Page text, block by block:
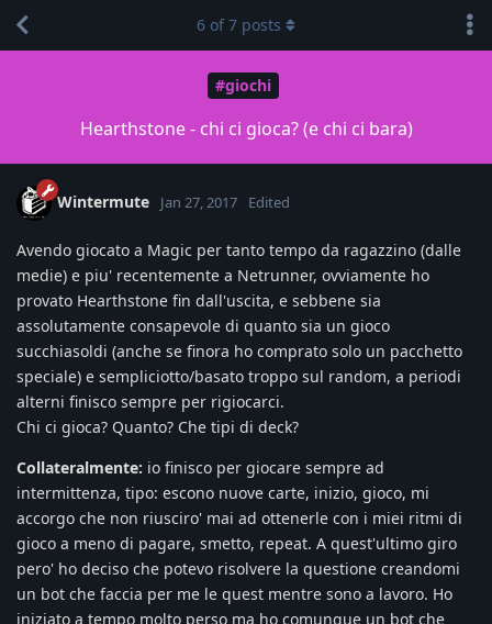
#giochi
Hearthstone - chi ci gioca? (e chi ci bara)
6 of7 posts
Wintermute Jan 27, 2017 Edited
Avendo giocato a Magic per tanto tempo da ragazzino (dalle
medie) e piu' recentemente a Netrunner, ovviamente ho
provato Hearthstone fin dall'uscita, e sebbene sia
assolutamente consapevole di quanto sia un gioco
succhiasoldi (anche se finora ho comprato solo un pacchetto
speciale) e sempliciotto/basato troppo sul random, a periodi
alterni finisco sempre per rigiocarci.
Chi ci gioca? Quanto? Che tipi di deck?
Collateralmente: io finisco per giocare sempre ad
intermittenza, tipo: escono nuove carte, inizio, gioco, mi
accorgo che non riusciro' mai ad ottenerle con i miei ritmi di
gioco a meno di pagare, smetto, repeat. A quest'ultimo giro
pero' ho deciso che potevo risolvere la questione creandomi
un bot che faccia per me le quest mentre sono a lavoro. Ho
iniziato a tempo molto perso ma ho comunque un bot che